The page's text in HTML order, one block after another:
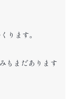
ります。
もまだあります